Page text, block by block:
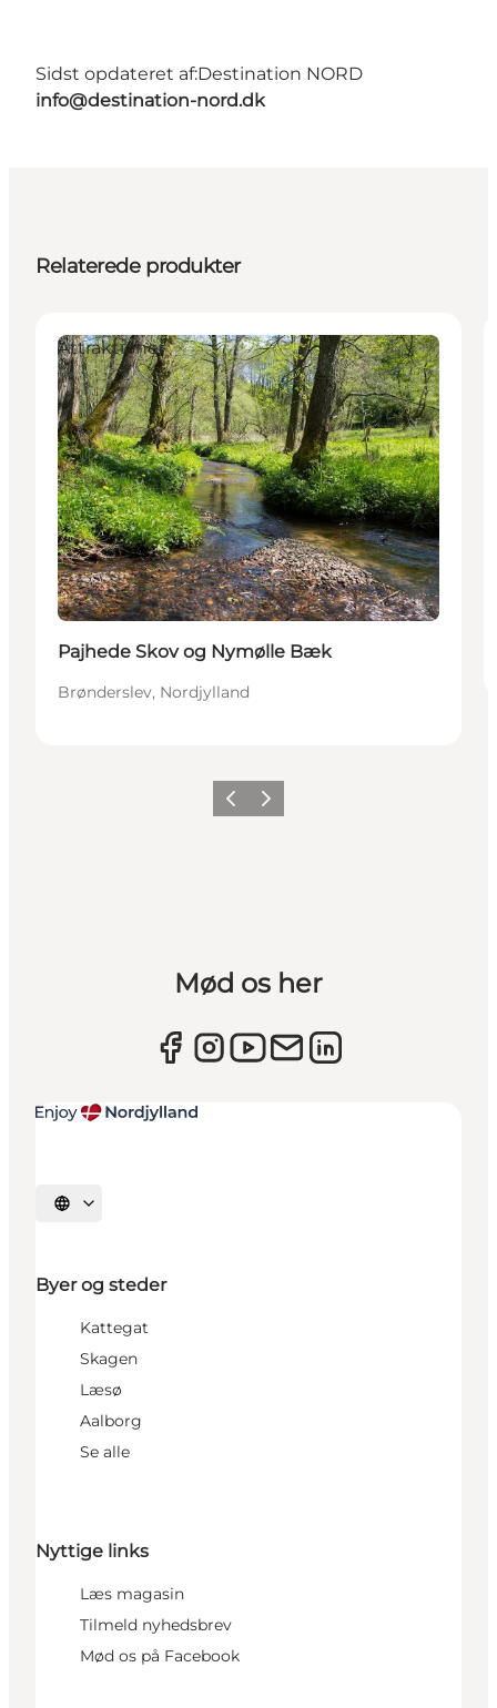
Sidst opdateret af:Destination NORD
info@destination-nord.dk
Relaterede produkter
Attraktioner
Pajhede Skov og Nymølle Bæk
Brønderslev, Nordjylland
ForrigeNæste
Mød os her
Vælg sprog
Byer og steder
Kattegat
Skagen
Læsø
Aalborg
Se alle
Nyttige links
Læs magasin
Tilmeld nyhedsbrev
Mød os på Facebook